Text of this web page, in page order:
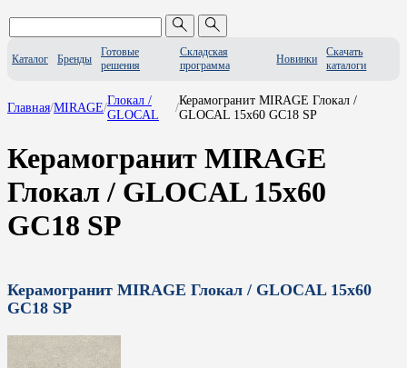
Каталог Бренды
Готовые
решения
Складская
программа
Новинки
Скачать
каталоги
Главная/MIRAGE/
Глокал /
GLOCAL
/
Керамогранит MIRAGE Глокал /
GLOCAL 15x60 GC18 SP
Керамогранит MIRAGE
Глокал / GLOCAL 15x60
GC18 SP
Керамогранит MIRAGE Глокал / GLOCAL 15x60
GC18 SP